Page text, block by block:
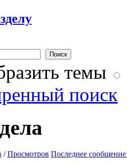
темы
поиск
/Просмотров Последнее сообщение